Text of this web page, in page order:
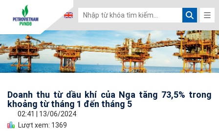
Doanh thu từ dầu khí của Nga tăng 73,5% trong
khoảng từ tháng 1 đến tháng 5
02:41 | 13/06/2024
Lượt xem: 1369